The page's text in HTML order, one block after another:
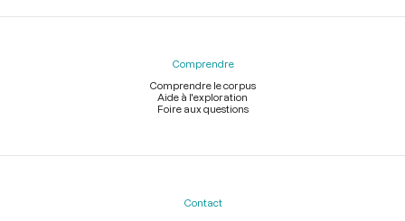
Comprendre
Comprendre le corpus
Aide à l'exploration
Foire aux questions
Contact